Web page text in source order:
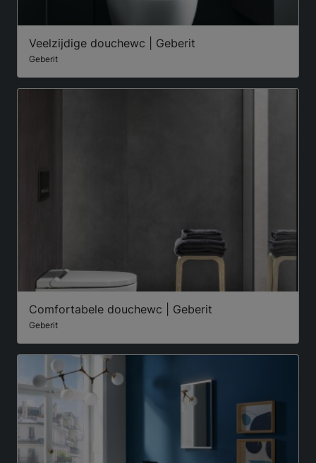
Veelzijdige douchewc | Geberit
Geberit
Comfortabele douchewc | Geberit
Geberit